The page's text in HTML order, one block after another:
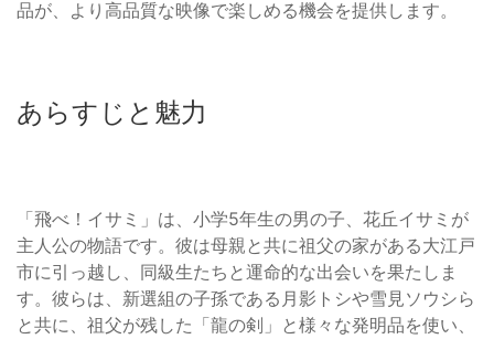
品が、より高品質な映像で楽しめる機会を提供します。
あらすじと魅力
「飛べ！イサミ」は、小学5年生の男の子、花丘イサミが
主人公の物語です。彼は母親と共に祖父の家がある大江戸
市に引っ越し、同級生たちと運命的な出会いを果たしま
す。彼らは、新選組の子孫である月影トシや雪見ソウシら
と共に、祖父が残した「龍の剣」と様々な発明品を使い、